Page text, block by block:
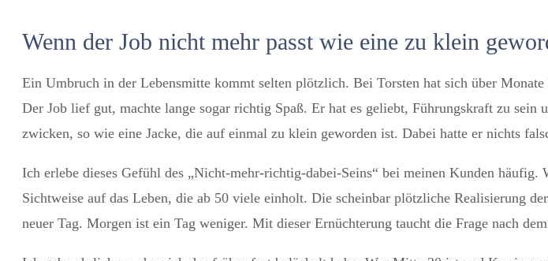
Wenn der Job nicht mehr passt wie eine zu klein
Ein Umbruch in der Lebensmitte kommt selten plötzlich. Bei Torsten hat sich über
Der Job lief gut, machte lange sogar richtig Spaß. Er hat es geliebt, Führungskraft zu
zwicken, so wie eine Jacke, die auf einmal zu klein geworden ist. Dabei hatte er nichts
Ich erlebe dieses Gefühl des „Nicht-mehr-richtig-dabei-Seins“ bei meinen Kunden häufig.
Sichtweise auf das Leben, die ab 50 viele einholt. Die scheinbar plötzliche Realisierung
neuer Tag. Morgen ist ein Tag weniger. Mit dieser Ernüchterung taucht die Frage nach